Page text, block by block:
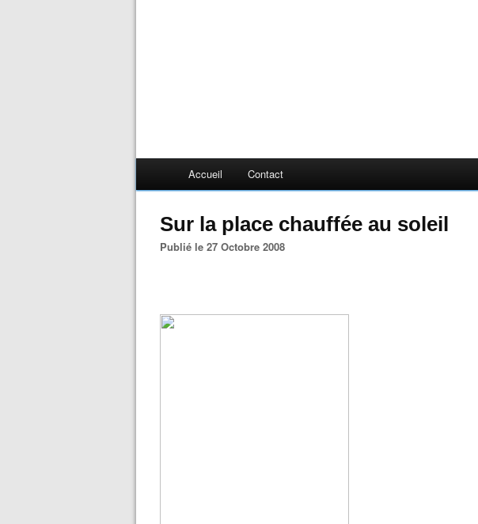
Accueil Contact
Sur la place chauffée au soleil
Publié le 27 Octobre 2008